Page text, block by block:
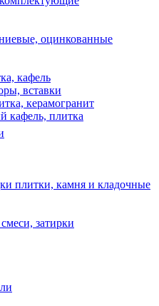
оцинкованные
кафель
вставки
керамогранит
кафель, плитка
плитки, камня и кладочные
затирки